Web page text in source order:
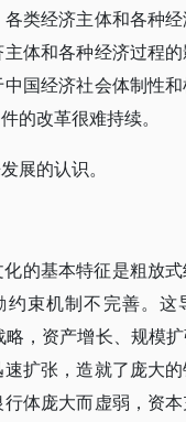
类经济主体和各种
体和各种经济过程
国经济社会体制性和
的改革很难持续。
展的认识。
的基本特征是粗放
束机制不完善。
，资产增长、规模
扩张，造就了庞大
体庞大而虚弱，资